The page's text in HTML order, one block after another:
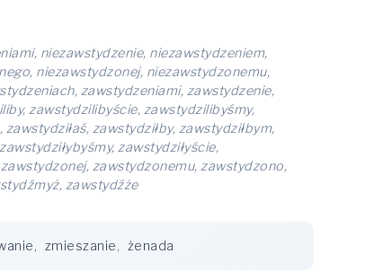
niezawstydzenie, niezawstydzeniem,
niezawstydzonej, niezawstydzonemu,
zawstydzeniami, zawstydzenie,
zawstydzilibyście, zawstydzilibyśmy,
zawstydziłby, zawstydziłbym,
zawstydziłyście,
zawstydzonemu, zawstydzono,
zawstydźże
, zmieszanie, żenada